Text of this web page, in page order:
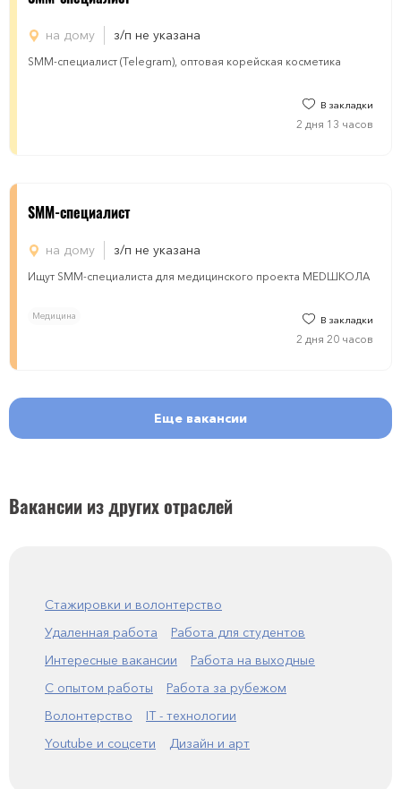
на дому з/п не указана
SMM-специалист (Telegram), оптовая корейская косметика
В закладки
2 дня 13 часов
SMM-специалист
на дому з/п не указана
Ищут SMM-специалиста для медицинского проекта MEDШКОЛА
Медицина В закладки
2 дня 20 часов
Еще вакансии
Вакансии из других отраслей
Стажировки и волонтерство
Удаленная работа
Работа для студентов
Интересные вакансии
Работа на выходные
С опытом работы
Работа за рубежом
Волонтерство
IT - технологии
Youtube и соцсети
Дизайн и арт